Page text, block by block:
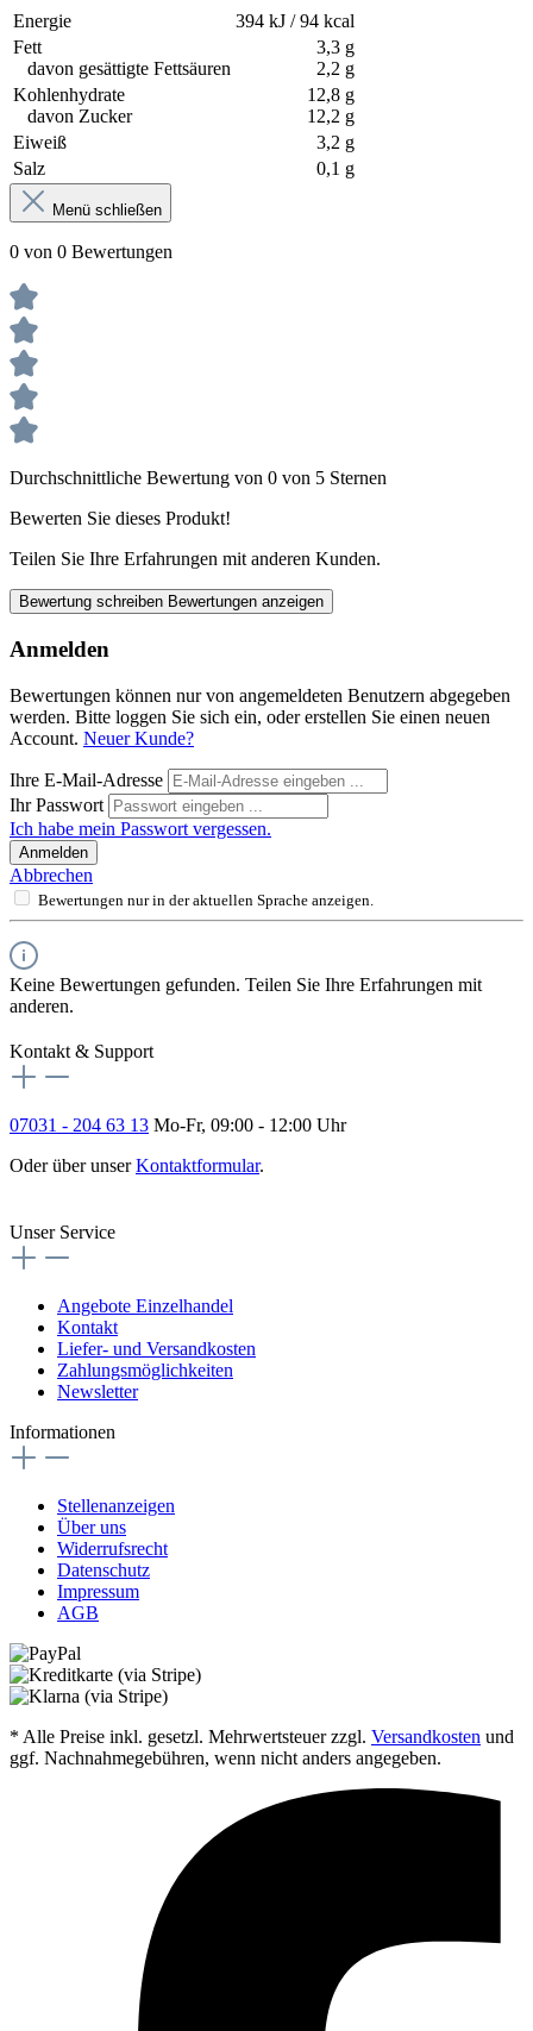
Energie
394 kJ / 94 kcal
Fett
davon gesättigte Fettsäuren
3,3 g
2,2 g
Kohlenhydrate
davon Zucker
12,8 g
12,2 g
Eiweiß
3,2 g
Salz
0,1 g
Menü schließen
0 von 0 Bewertungen
Durchschnittliche Bewertung von 0 von 5 Sternen
Bewerten Sie dieses Produkt!
Teilen Sie Ihre Erfahrungen mit anderen Kunden.
Bewertung schreiben Bewertungen anzeigen
Anmelden
Bewertungen können nur von angemeldeten Benutzern abgegeben
werden. Bitte loggen Sie sich ein, oder erstellen Sie einen neuen
Account. Neuer Kunde?
Ihre E-Mail-Adresse
Ihr Passwort
Ich habe mein Passwort vergessen.
Anmelden
Abbrechen
Bewertungen nur in der aktuellen Sprache anzeigen.
Keine Bewertungen gefunden. Teilen Sie Ihre Erfahrungen mit
anderen.
Kontakt & Support
07031 - 204 63 13 Mo-Fr, 09:00 - 12:00 Uhr
Oder über unserKontaktformular.
Unser Service
Angebote Einzelhandel
Kontakt
Liefer- und Versandkosten
Zahlungsmöglichkeiten
Newsletter
Informationen
Stellenanzeigen
Über uns
Widerrufsrecht
Datenschutz
Impressum
AGB
* Alle Preise inkl. gesetzl. Mehrwertsteuer zzgl. Versandkosten und
ggf. Nachnahmegebühren, wenn nicht anders angegeben.